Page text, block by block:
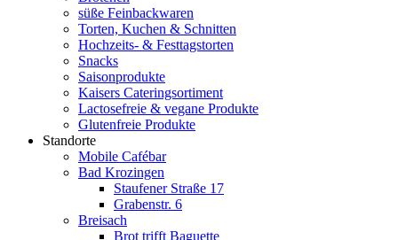
süße Feinbackwaren
Torten, Kuchen & Schnitten
Hochzeits- & Festtagstorten
Snacks
Saisonprodukte
Kaisers Cateringsortiment
Lactosefreie & vegane Produkte
Glutenfreie Produkte
Standorte
Mobile Cafébar
Bad Krozingen
Staufener Straße 17
Grabenstr. 6
Breisach
Brot trifft Baguette